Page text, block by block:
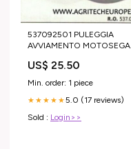
537092501 PULEGGIA
AVVIAMENTO MOTOSEGA
Carene e Parti
US$ 25.50
Min. order: 1 piece
★★★★★5.0 (17 reviews)
Sold : Login>>